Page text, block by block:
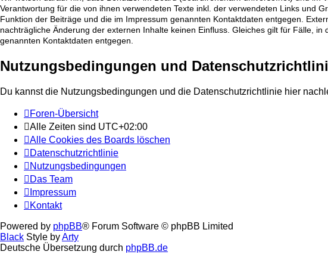
Verantwortung für die von ihnen verwendeten Texte inkl. der verwendeten Links und
Funktion der Beiträge und die im Impressum genannten Kontaktdaten entgegen.
nachträgliche Änderung der externen Inhalte keinen Einfluss. Gleiches gilt für Fälle,
genannten Kontaktdaten entgegen.
Nutzungsbedingungen und
Du kannst die Nutzungsbedingungen und die Datenschutzrichtlinie hier
Foren-Übersicht
Alle Zeiten sind UTC+02:00
Alle Cookies des Boards löschen
Datenschutzrichtlinie
Nutzungsbedingungen
Das Team
Impressum
Kontakt
Powered by phpBB® Forum Software © phpBB Limited
Black Style byArty
Deutsche Übersetzung durch phpBB.de